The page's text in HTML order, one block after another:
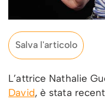
Salva l'articolo
L’attrice Nathalie
David, è stata